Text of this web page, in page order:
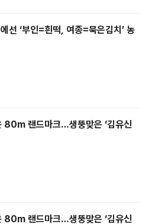
선 ‘부인=흰떡, 여종=묵은김치’ 농
80m 랜드마크…생뚱맞은 ‘김유신
80m 랜드마크…생뚱맞은 ‘김유신